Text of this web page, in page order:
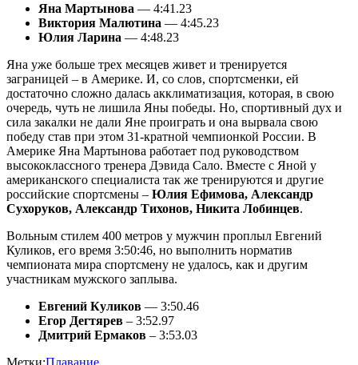
Яна Мартынова — 4:41.23
Виктория Малютина — 4:45.23
Юлия Ларина — 4:48.23
Яна уже больше трех месяцев живет и тренируется
заграницей – в Америке. И, со слов, спортсменки, ей
достаточно сложно далась акклиматизация, которая, в свою
очередь, чуть не лишила Яны победы. Но, спортивный дух и
сила закалки не дали Яне проиграть и она вырвала свою
победу став при этом 31-кратной чемпионкой России. В
Америке Яна Мартынова работает под руководством
высококлассного тренера Дэвида Сало. Вместе с Яной у
американского специалиста так же тренируются и другие
российские спортсмены – Юлия Ефимова, Александр
Сухоруков, Александр Тихонов, Никита Лобинцев.
Вольным стилем 400 метров у мужчин проплыл Евгений
Куликов, его время 3:50:46, но выполнить норматив
чемпионата мира спортсмену не удалось, как и другим
участникам мужского заплыва.
Евгений Куликов — 3:50.46
Егор Дегтярев – 3:52.97
Дмитрий Ермаков – 3:53.03
Метки:Плавание